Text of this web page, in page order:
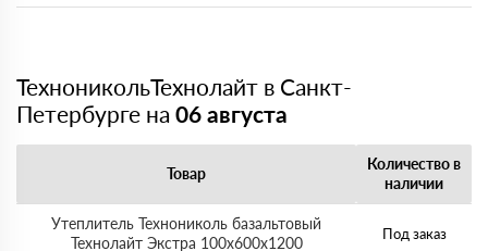
ТехноникольТехнолайт в Санкт-
Петербурге на 06 августа
Товар
Количество в
наличии
Утеплитель Технониколь базальтовый
Технолайт Экстра 100х600х1200
Под заказ